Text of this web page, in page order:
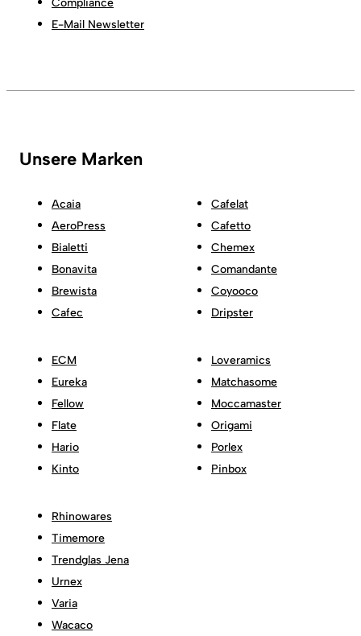
Compliance
E-Mail Newsletter
Unsere Marken
Acaia
AeroPress
Bialetti
Bonavita
Brewista
Cafec
Cafelat
Cafetto
Chemex
Comandante
Coyooco
Dripster
ECM
Eureka
Fellow
Flate
Hario
Kinto
Loveramics
Matchasome
Moccamaster
Origami
Porlex
Pinbox
Rhinowares
Timemore
Trendglas Jena
Urnex
Varia
Wacaco